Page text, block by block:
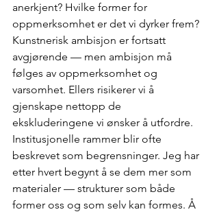
anerkjent? Hvilke former for
oppmerksomhet er det vi dyrker frem?
Kunstnerisk ambisjon er fortsatt
avgjørende — men ambisjon må
følges av oppmerksomhet og
varsomhet. Ellers risikerer vi å
gjenskape nettopp de
ekskluderingene vi ønsker å utfordre.
Institusjonelle rammer blir ofte
beskrevet som begrensninger. Jeg har
etter hvert begynt å se dem mer som
materialer — strukturer som både
former oss og som selv kan formes. Å